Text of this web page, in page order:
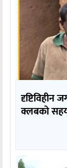
दृष्टिविहीन
क्लबको